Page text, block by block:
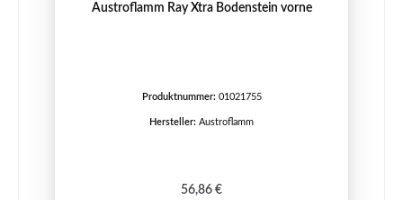
Austroflamm Ray Xtra Bodenstein vorne
Produktnummer: 01021755
Hersteller: Austroflamm
Regulärer Preis:
56,86 €